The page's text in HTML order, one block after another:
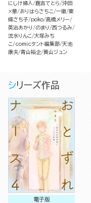
にしけ婦人 鹿吉てとら 沖田
×華 おりはらさちこ 一徹 東
條さち子 poko 高橋メリー
英治あかり
のまり
西つるみ
流水りんこ 大塚みち
こ
comicタント編集部 天池
康夫 青山裕企 黄山ジュン
シリーズ作品
電子版